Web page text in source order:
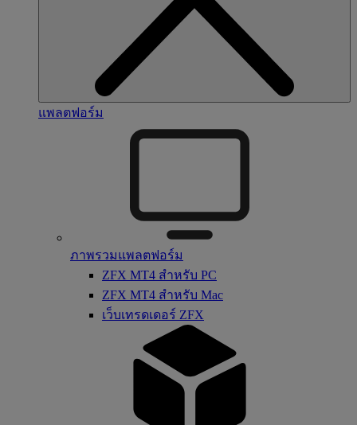
แพลตฟอร์ม
ภาพรวมแพลตฟอร์ม
ZFX MT4 สำหรับ PC
ZFX MT4 สำหรับ Mac
เว็บเทรดเดอร์ ZFX